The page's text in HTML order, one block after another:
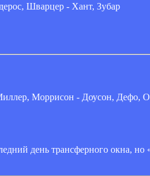
Шварцер - Хант, Зубар
Моррисон - Доусон, Дефо,
день трансферного окна, но